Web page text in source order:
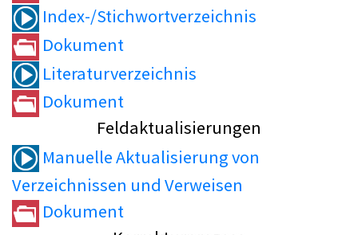
Index-/Stichwortverzeichnis
Dokument
Literaturverzeichnis
Dokument
Feldaktualisierungen
Manuelle Aktualisierung von
Verzeichnissen und Verweisen
Dokument